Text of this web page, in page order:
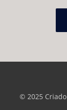
© 2025